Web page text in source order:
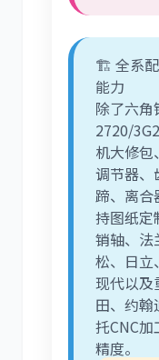
🏗️ 全系配
能力
除了六角
2720/
机大修包
调节器、
蹄、离合
持图纸定
销轴、法
松、日立
现代以及
田、约
托CNC
精度。